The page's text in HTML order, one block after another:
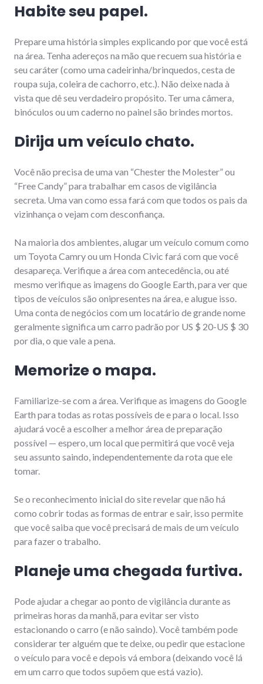
Habite seu papel.
Prepare uma história simples explicando por que você está
na área. Tenha adereços na mão que recuem sua história e
seu caráter (como uma cadeirinha/brinquedos, cesta de
roupa suja, coleira de cachorro, etc.). Não deixe nada à
vista que dê seu verdadeiro propósito. Ter uma câmera,
binóculos ou um caderno no painel são brindes mortos.
Dirija um veículo chato.
Você não precisa de uma van “Chester the Molester” ou
“Free Candy” para trabalhar em casos de vigilância
secreta. Uma van como essa fará com que todos os pais da
vizinhança o vejam com desconfiança.
Na maioria dos ambientes, alugar um veículo comum como
um Toyota Camry ou um Honda Civic fará com que você
desapareça. Verifique a área com antecedência, ou até
mesmo verifique as imagens do Google Earth, para ver que
tipos de veículos são onipresentes na área, e alugue isso.
Uma conta de negócios com um locatário de grande nome
geralmente significa um carro padrão por US $ 20-US $ 30
por dia, o que vale a pena.
Memorize o mapa.
Familiarize-se com a área. Verifique as imagens do Google
Earth para todas as rotas possíveis de e para o local. Isso
ajudará você a escolher a melhor área de preparação
possível — espero, um local que permitirá que você veja
seu assunto saindo, independentemente da rota que ele
tomar.
Se o reconhecimento inicial do site revelar que não há
como cobrir todas as formas de entrar e sair, isso permite
que você saiba que você precisará de mais de um veículo
para fazer o trabalho.
Planeje uma chegada furtiva.
Pode ajudar a chegar ao ponto de vigilância durante as
primeiras horas da manhã, para evitar ser visto
estacionando o carro (e não saindo). Você também pode
considerar ter alguém que te deixe, ou pedir que estacione
o veículo para você e depois vá embora (deixando você lá
em um carro que todos supõem que está vazio).